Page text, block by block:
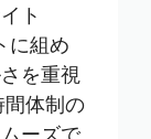
ト
に組め
を重視
体制の